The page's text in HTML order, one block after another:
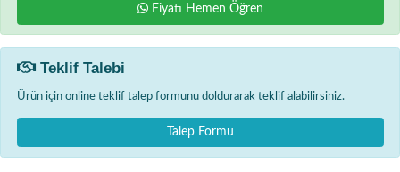
Fiyatı Hemen Öğren
Teklif Talebi
Ürün için online teklif talep formunu doldurarak teklif alabilirsiniz.
Talep Formu